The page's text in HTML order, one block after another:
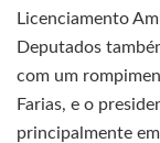
Licenciamento
Deputados
com um
Farias, e o
principalmente